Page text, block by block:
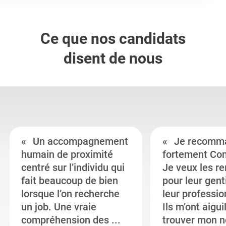
Ce que nos candidats
disent de nous
Un accompagnement
humain de proximité
centré sur l’individu qui
fait beaucoup de bien
lorsque l’on recherche
un job. Une vraie
compréhension des ...
Je
fortement
Je veux les
pour leur
leur
Ils m’ont
trouver mon